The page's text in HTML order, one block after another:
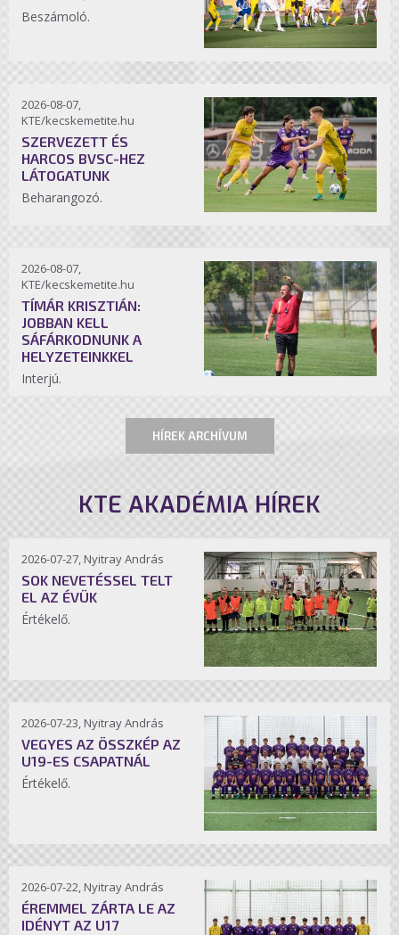
Beszámoló.
2026-08-07,
KTE/kecskemetite.hu
SZERVEZETT ÉS
HARCOS BVSC-HEZ
LÁTOGATUNK
Beharangozó.
2026-08-07,
KTE/kecskemetite.hu
TÍMÁR KRISZTIÁN:
JOBBAN KELL
SÁFÁRKODNUNK A
HELYZETEINKKEL
Interjú.
HÍREK ARCHÍVUM
KTE AKADÉMIA HÍREK
2026-07-27, Nyitray András
SOK NEVETÉSSEL TELT
EL AZ ÉVÜK
Értékelő.
2026-07-23, Nyitray András
VEGYES AZ ÖSSZKÉP AZ
U19-ES CSAPATNÁL
Értékelő.
2026-07-22, Nyitray András
ÉREMMEL ZÁRTA LE AZ
IDÉNYT AZ U17